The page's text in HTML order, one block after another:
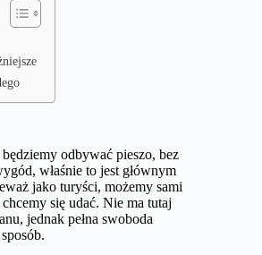
odbywać pieszo, bez
właśnie to jest głównym
jako turyści, możemy sami
się udać. Nie ma tutaj
jednak pełna swoboda